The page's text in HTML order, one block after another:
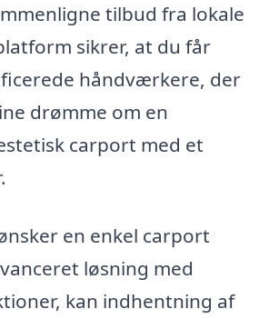
tilbud fra lokale
sikrer, at du får
håndværkere, der
drømme om en
carport med et
en enkel carport
løsning med
kan indhentning af